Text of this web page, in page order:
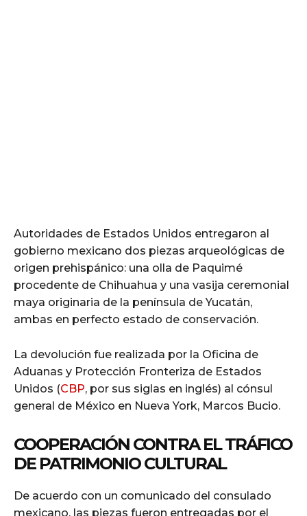
Autoridades de Estados Unidos entregaron al
gobierno mexicano dos piezas arqueológicas de
origen prehispánico: una olla de Paquimé
procedente de Chihuahua y una vasija ceremonial
maya originaria de la península de Yucatán,
ambas en perfecto estado de conservación.
La devolución fue realizada por la Oficina de
Aduanas y Protección Fronteriza de Estados
Unidos (CBP, por sus siglas en inglés) al cónsul
general de México en Nueva York, Marcos Bucio.
COOPERACIÓN CONTRA EL TRÁFICO
DE PATRIMONIO CULTURAL
De acuerdo con un comunicado del consulado
mexicano, las piezas fueron entregadas por el